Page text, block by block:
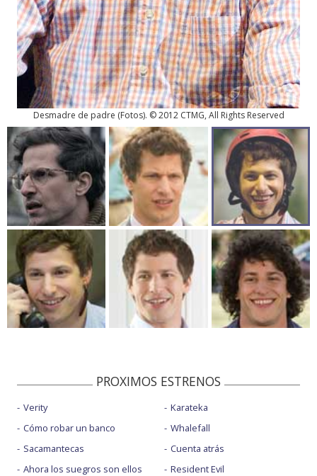
Desmadre de padre (Fotos). © 2012 CTMG, All Rights Reserved
PROXIMOS ESTRENOS
Verity
Cómo robar un banco
Sacamantecas
Ahora los suegros son ellos
Karateka
Whalefall
Cuenta atrás
Resident Evil